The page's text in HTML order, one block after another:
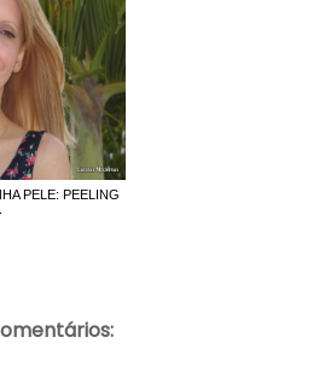
PELE: PEELING